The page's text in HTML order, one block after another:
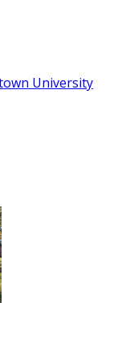
University